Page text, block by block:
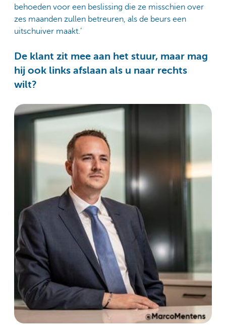
behoeden voor een beslissing die ze misschien over
zes maanden zullen betreuren, als de beurs een
uitschuiver maakt.’
De klant zit mee aan het stuur, maar mag
hij ook links afslaan als u naar rechts
wilt?